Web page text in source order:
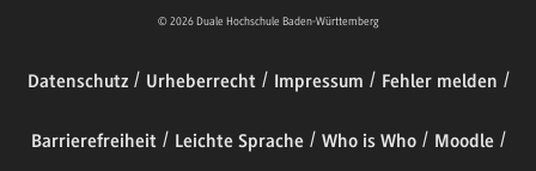
© 2026 Duale Hochschule Baden-Württemberg
Datenschutz Urheberrecht Impressum Fehler melden
Barrierefreiheit Leichte Sprache Who is Who Moodle